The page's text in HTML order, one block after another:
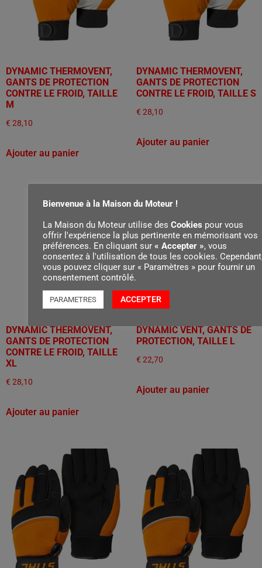
DYNAMIC THERMOVENT,
GANTS DE PROTECTION
CONTRE LE FROID, TAILLE
M
€ 28,10
Ajouter au panier
DYNAMIC THERMOVENT,
GANTS DE PROTECTION
CONTRE LE FROID, TAILLE S
€ 28,10
Ajouter au panier
DYNAMIC THERMOVENT,
GANTS DE PROTECTION
CONTRE LE FROID, TAILLE
XL
€ 28,10
Ajouter au panier
DYNAMIC VENT, GANTS DE
PROTECTION, TAILLE L
€ 22,70
Ajouter au panier
Bienvenue à la Maison du Moteur !
La Maison du Moteur utilise des Cookies pour vous
offrir l'expérience la plus pertinente en mémorisant vos
préférences. En cliquant sur « Accepter », vous
consentez à l'utilisation de tous les cookies.
vous pouvez cliquer sur « Paramètres » pour fournir un
consentement contrôlé.
PARAMETRES ACCEPTER